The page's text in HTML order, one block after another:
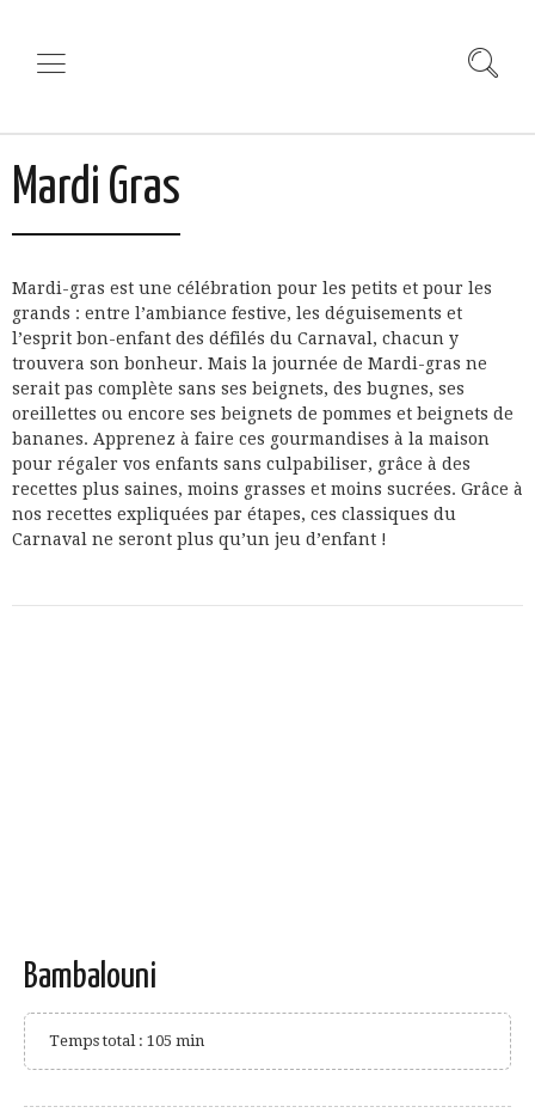
Mardi Gras
Mardi-gras est une célébration pour les petits et pour les
grands : entre l’ambiance festive, les déguisements et
l’esprit bon-enfant des défilés du Carnaval, chacun y
trouvera son bonheur. Mais la journée de Mardi-gras ne
serait pas complète sans ses beignets, des bugnes, ses
oreillettes ou encore ses beignets de pommes et beignets de
bananes. Apprenez à faire ces gourmandises à la maison
pour régaler vos enfants sans culpabiliser, grâce à des
recettes plus saines, moins grasses et moins sucrées. Grâce à
nos recettes expliquées par étapes, ces classiques du
Carnaval ne seront plus qu’un jeu d’enfant !
Bambalouni
Temps total : 105 min